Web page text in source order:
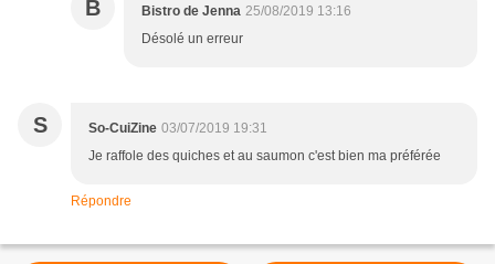
B Bistro de Jenna 25/08/2019 13:16
Désolé un erreur
S So-CuiZine 03/07/2019 19:31
Je raffole des quiches et au saumon c'est bien ma préférée
Répondre